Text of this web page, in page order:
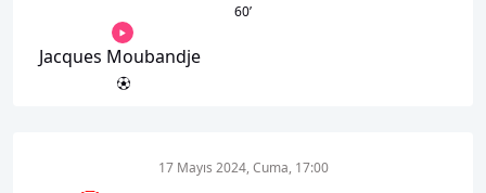
60’
Jacques Moubandje
17 Mayıs 2024, Cuma, 17:00